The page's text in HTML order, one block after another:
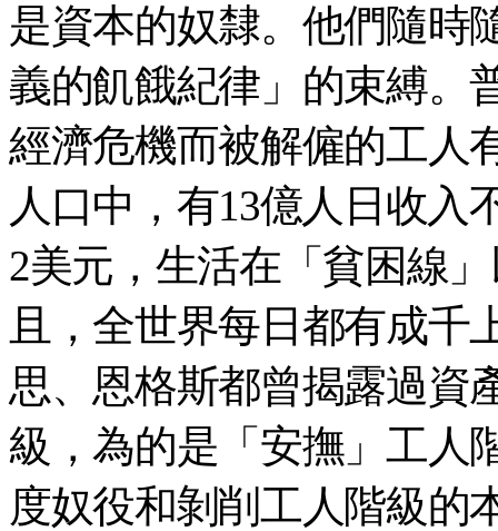
是資本的奴隸。他們隨時
義的飢餓紀律」的束縛。
經濟危機而被解僱的工人
人口中，有13億人日收入
2美元，生活在「貧困線
且，全世界每日都有成千
思、恩格斯都曾揭露過資
級，為的是「安撫」工人
度奴役和剝削工人階級的